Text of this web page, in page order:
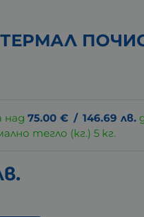
над75.00 € / 146.69 лв.
тегло (кг.) 5 кг.